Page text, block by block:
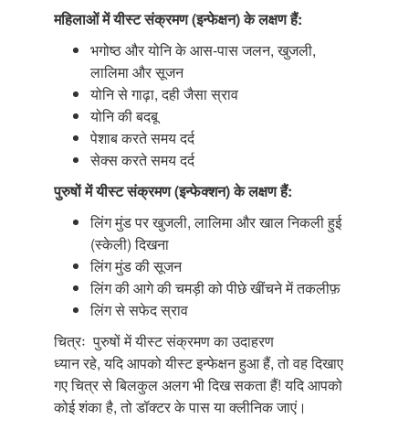
महिलाओं में यीस्ट संक्रमण (इन्फेक्षन) के लक्षण हैं:
भगोष्ठ और योनि के आस-पास जलन, खुजली,
लालिमा और सूजन
योनि से गाढ़ा, दही जैसा स्राव
योनि की बदबू
पेशाब करते समय दर्द
सेक्स करते समय दर्द
पुरुषों में यीस्ट संक्रमण (इन्फेक्शन) के लक्षण हैं:
लिंग मुंड पर खुजली, लालिमा और खाल निकली हुई
(स्केली) दिखना
लिंग मुंड की सूजन
लिंग की आगे की चमड़ी को पीछे खींचने में तकलीफ़
लिंग से सफेद स्राव
चित्रः पुरुषों में यीस्ट संक्रमण का उदाहरण
ध्यान रहे, यदि आपको यीस्ट इन्फेक्षन हुआ हैं, तो वह दिखाए
गए चित्र से बिलकुल अलग भी दिख सकता हैं! यदि आपको
कोई शंका है, तो डॉक्टर के पास या क्लीनिक जाएं।